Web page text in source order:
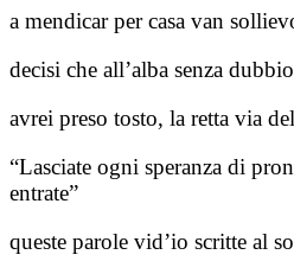
a mendicar per casa van
decisi che all’alba senza
avrei preso tosto, la retta via
“Lasciate ogni speranza di
entrate”
queste parole vid’io scritte al